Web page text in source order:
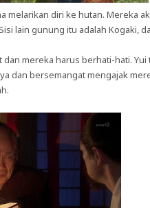
melarikan diri ke hutan. Mereka
lain gunung itu adalah Kogaki,
mereka harus berhati-hati. Yui
dan bersemangat mengajak